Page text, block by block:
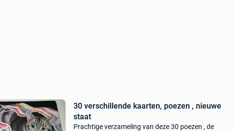
30 verschillende kaarten, poezen , nieuwe
staat
Prachtige verzameling van deze 30 poezen , de